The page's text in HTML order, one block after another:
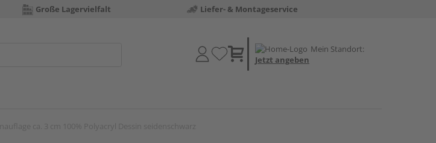
Große Lagervielfalt Liefer- & Montageservice
Mein Standort:
Jetzt angeben